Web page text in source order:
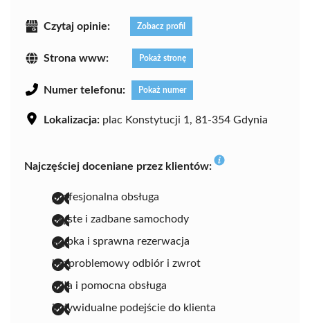
Czytaj opinie: Zobacz profil
Strona www: Pokaż stronę
Numer telefonu: Pokaż numer
Lokalizacja: plac Konstytucji 1, 81-354 Gdynia
Najczęściej doceniane przez klientów:
profesjonalna obsługa
czyste i zadbane samochody
szybka i sprawna rezerwacja
bezproblemowy odbiór i zwrot
miła i pomocna obsługa
indywidualne podejście do klienta